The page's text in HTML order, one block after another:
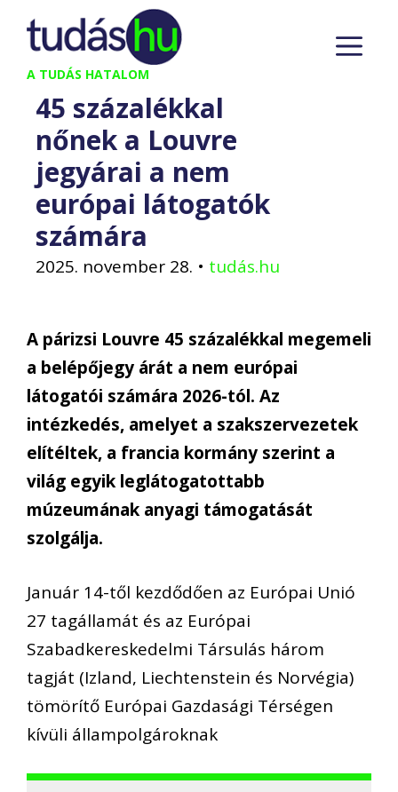
Kilépés
tartalomba
A TUDÁS HATALOM
45 százalékkal
nőnek a Louvre
jegyárai a nem
európai látogatók
számára
2025. november 28. • tudás.hu
A párizsi Louvre 45 százalékkal megemeli
a belépőjegy árát a nem európai
látogatói számára 2026-tól. Az
intézkedés, amelyet a szakszervezetek
elítéltek, a francia kormány szerint a
világ egyik leglátogatottabb
múzeumának anyagi támogatását
szolgálja.
Január 14-től kezdődően az Európai Unió
27 tagállamát és az Európai
Szabadkereskedelmi Társulás három
tagját (Izland, Liechtenstein és Norvégia)
tömörítő Európai Gazdasági Térségen
kívüli állampolgároknak